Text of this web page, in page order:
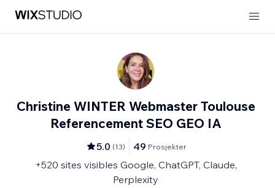
Christine WINTER Webmaster Toulouse
Referencement SEO GEO IA
5.0 (13) 49 Prosjekter
+520 sites visibles Google, ChatGPT, Claude,
Perplexity